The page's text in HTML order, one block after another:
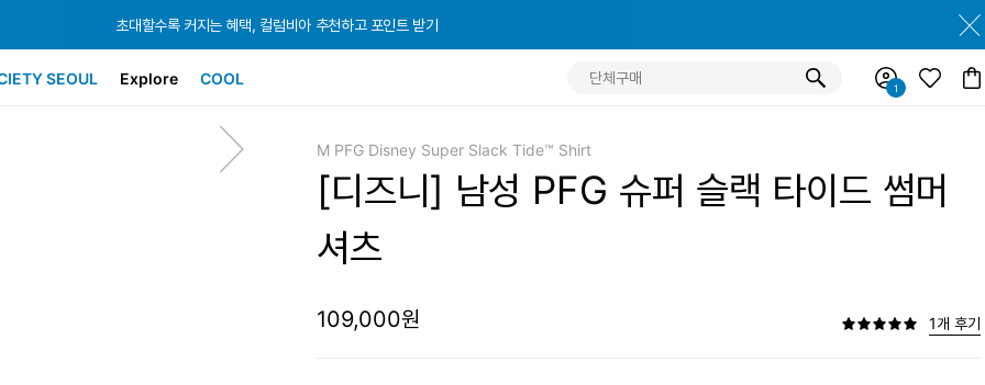
초대할수록 커지는 혜택, 컬럼비아 추천하고 포인트 받기
초대할수록 커지는 혜택, 컬럼비아 추천하고 포인트 받기
초대할수록 커지는 혜택, 컬럼비아 추천하고 포인트 받기
SEOUL Explore COOL
M PFG Disney Super Slack Tide™ Shirt
[디즈니] 남성 PFG 슈퍼 슬랙 타이드 썸머
셔츠
109,000원 1개 후기